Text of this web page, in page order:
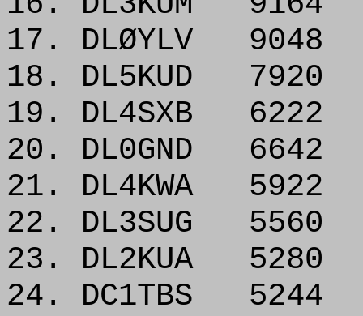
17. DLØYLV 9048
18. DL5KUD 7920
19. DL4SXB 6222
20. DL0GND 6642
21. DL4KWA 5922
22. DL3SUG 5560
23. DL2KUA 5280
24. DC1TBS 5244